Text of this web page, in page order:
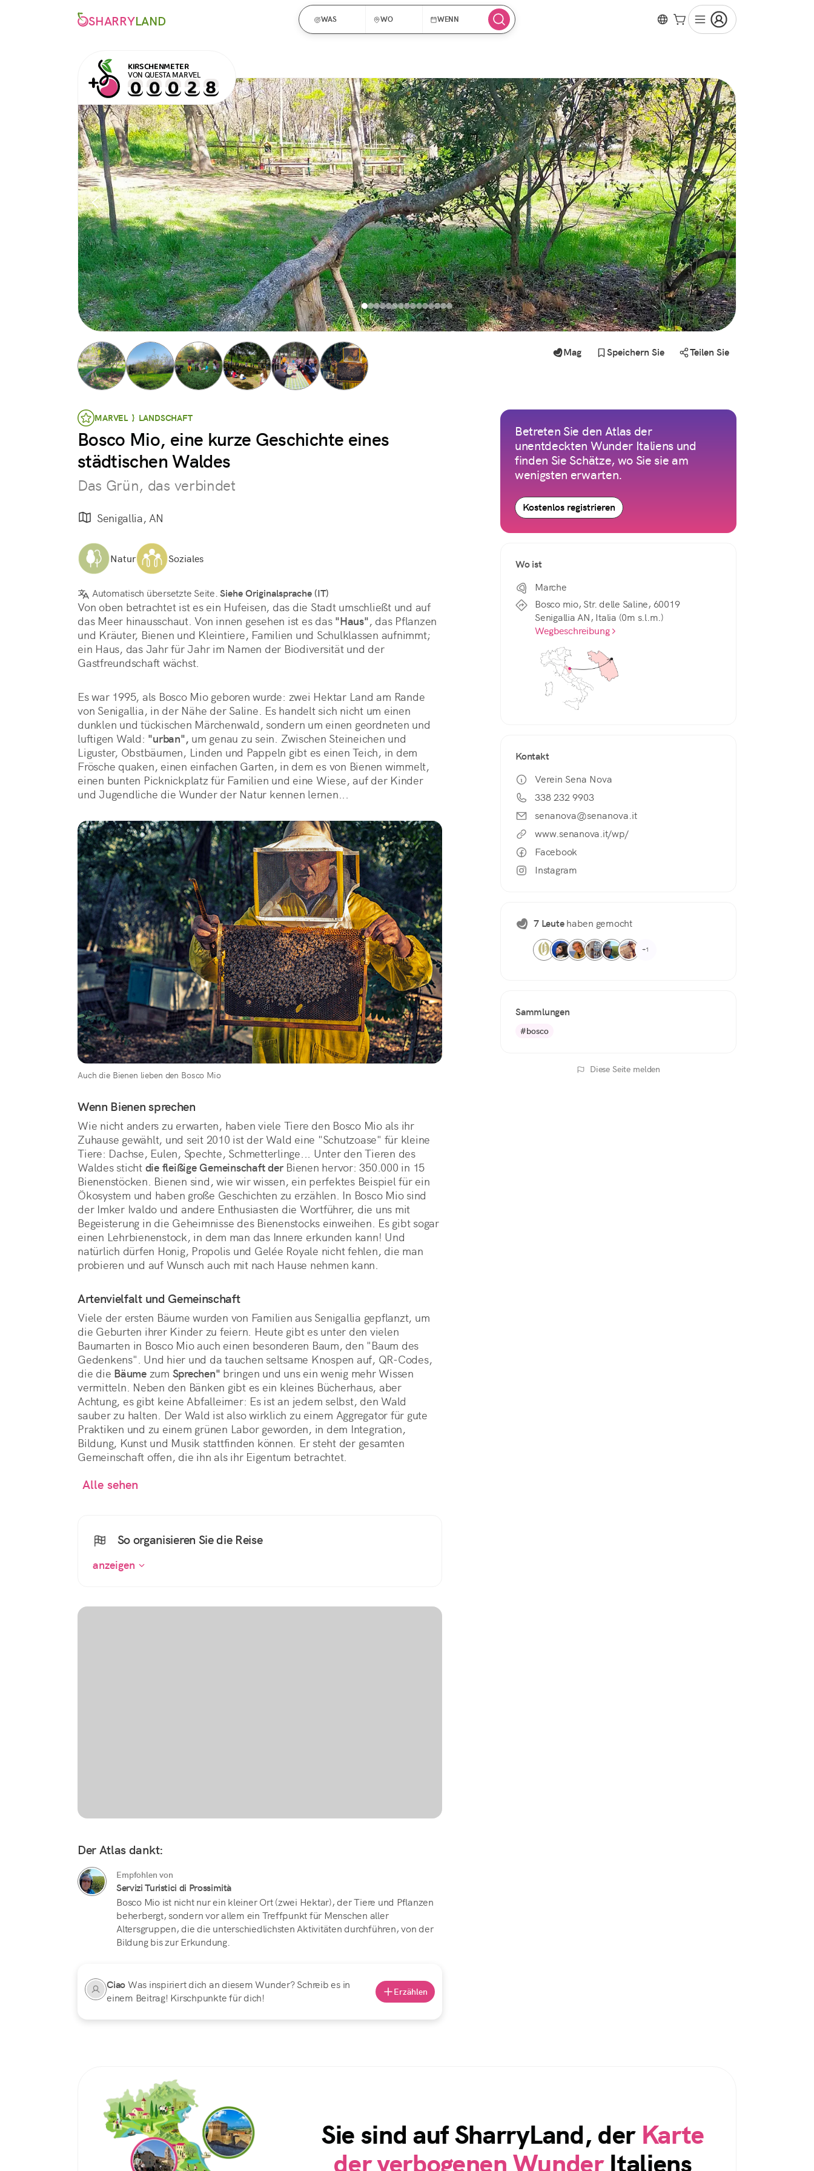
SHARRYLAND WAS WO WENN
KIRSCHENMETER
VON QUESTA MARVEL
MARVEL } LANDSCHAFT
Bosco Mio, eine kurze Geschichte eines
städtischen Waldes
Das Grün, das verbindet
Senigallia, AN
Natur Soziales
Automatisch übersetzte Seite.Siehe Originalsprache (IT)
Von oben betrachtet ist es ein Hufeisen, das die Stadt umschließt und auf
das Meer hinausschaut. Von innen gesehen ist es das "Haus", das Pflanzen
und Kräuter, Bienen und Kleintiere, Familien und Schulklassen aufnimmt;
ein Haus, das Jahr für Jahr im Namen der Biodiversität und der
Gastfreundschaft wächst.
Es war 1995, als Bosco Mio geboren wurde: zwei Hektar Land am Rande
von Senigallia, in der Nähe der Saline. Es handelt sich nicht um einen
dunklen und tückischen Märchenwald, sondern um einen geordneten und
luftigen Wald: "urban", um genau zu sein. Zwischen Steineichen und
Liguster, Obstbäumen, Linden und Pappeln gibt es einen Teich, in dem
Frösche quaken, einen einfachen Garten, in dem es von Bienen wimmelt,
einen bunten Picknickplatz für Familien und eine Wiese, auf der Kinder
und Jugendliche die Wunder der Natur kennen lernen...
Auch die Bienen lieben den Bosco Mio
Wenn Bienen sprechen
Wie nicht anders zu erwarten, haben viele Tiere den Bosco Mio als ihr
Zuhause gewählt, und seit 2010 ist der Wald eine "Schutzoase" für kleine
Tiere: Dachse, Eulen, Spechte, Schmetterlinge... Unter den Tieren des
Waldes sticht die fleißige Gemeinschaft derBienen hervor: 350.000 in 15
Bienenstöcken. Bienen sind, wie wir wissen, ein perfektes Beispiel für ein
Ökosystem und haben große Geschichten zu erzählen. In Bosco Mio sind
der Imker Ivaldo und andere Enthusiasten die Wortführer, die uns mit
Begeisterung in die Geheimnisse des Bienenstocks einweihen. Es gibt sogar
einen Lehrbienenstock, in dem man das Innere erkunden kann! Und
natürlich dürfen Honig, Propolis und Gelée Royale nicht fehlen, die man
probieren und auf Wunsch auch mit nach Hause nehmen kann.
Artenvielfalt und Gemeinschaft
Viele der ersten Bäume wurden von Familien aus Senigallia gepflanzt, um
die Geburten ihrer Kinder zu feiern. Heute gibt es unter den vielen
Baumarten in Bosco Mio auch einen besonderen Baum, den "Baum des
Gedenkens". Und hier und da tauchen seltsame Knospen auf, QR-Codes,
die die Bäumezum Sprechen" bringen und uns ein wenig mehr Wissen
vermitteln. Neben den Bänken gibt es ein kleines Bücherhaus, aber
Achtung, es gibt keine Abfalleimer: Es ist an jedem selbst, den Wald
sauber zu halten. Der Wald ist also wirklich zu einem Aggregator für gute
Praktiken und zu einem grünen Labor geworden, in dem Integration,
Bildung, Kunst und Musik stattfinden können. Er steht der gesamten
Gemeinschaft offen, die ihn als ihr Eigentum betrachtet.
Alle sehen
So organisieren Sie die Reise
anzeigen
Der Atlas dankt:
Empfohlen von
Servizi Turistici di Prossimità
Bosco Mio ist nicht nur ein kleiner Ort (zwei Hektar), der Tiere und Pflanzen
beherbergt, sondern vor allem ein Treffpunkt für Menschen aller
Altersgruppen, die die unterschiedlichsten Aktivitäten durchführen, von der
Bildung bis zur Erkundung.
CiaoWas inspiriert dich an diesem Wunder? Schreib es in
einem Beitrag! Kirschpunkte für dich!
Erzählen
Mag Speichern Sie Teilen Sie
Betreten Sie den Atlas der
unentdeckten Wunder Italiens und
finden Sie Schätze, wo Sie sie am
wenigsten erwarten.
Kostenlos registrieren
Wo ist
Marche
Bosco mio, Str. delle Saline, 60019
Senigallia AN, Italia (0m s.l.m.)
Wegbeschreibung
Kontakt
Verein Sena Nova
338 232 9903
senanova@senanova.it
www.senanova.it/wp/
Facebook
Instagram
7 Leutehaben gemocht
+1
Sammlungen
#bosco
Diese Seite melden
Sie sind auf SharryLand, der Karte
der verbogenen WunderItaliens